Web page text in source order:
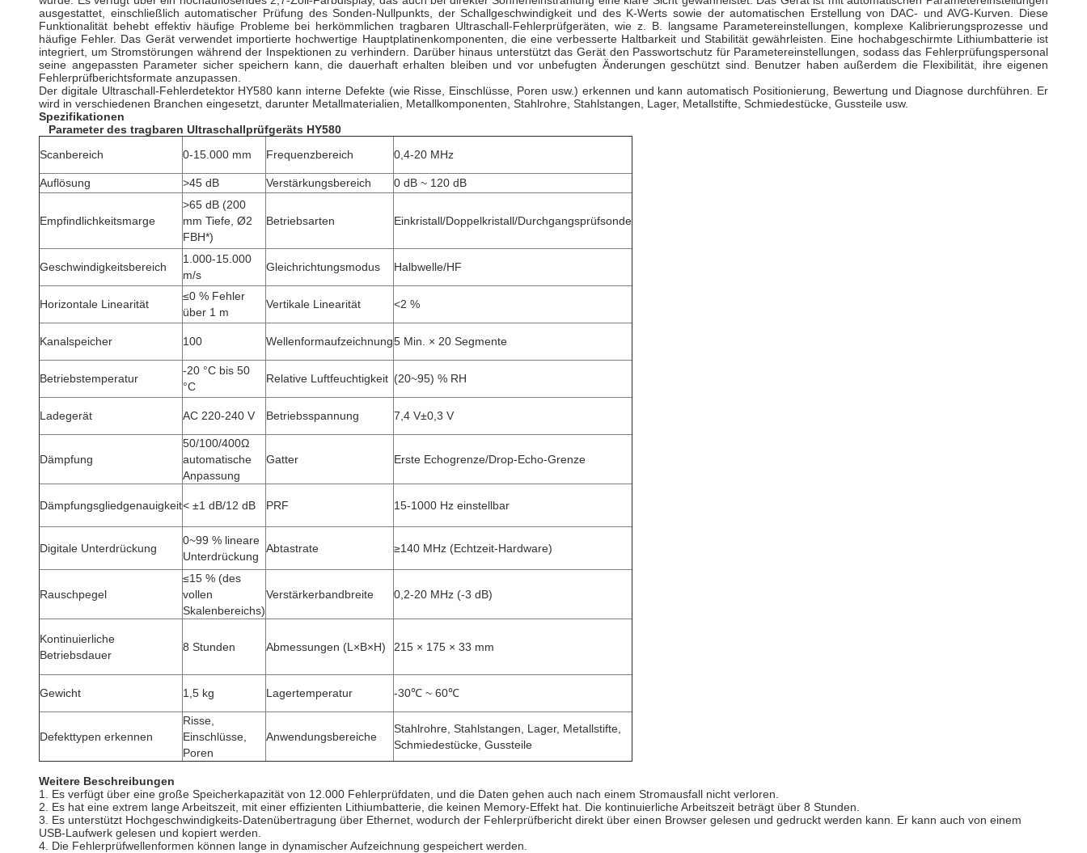
ausgestattet, einschließlich automatischer Prüfung des Sonden-Nullpunkts, der Schallgeschwindigkeit und des K-Werts sowie der automatischen Erstellung von DAC- und AVG-Kurven. Diese
Funktionalität behebt effektiv häufige Probleme bei herkömmlichen tragbaren Ultraschall-Fehlerprüfgeräten, wie z. B. langsame Parametereinstellungen, komplexe Kalibrierungsprozesse und
häufige Fehler. Das Gerät verwendet importierte hochwertige Hauptplatinenkomponenten, die eine verbesserte Haltbarkeit und Stabilität gewährleisten. Eine hochabgeschirmte Lithiumbatterie ist
integriert, um Stromstörungen während der Inspektionen zu verhindern. Darüber hinaus unterstützt das Gerät den Passwortschutz für Parametereinstellungen, sodass das Fehlerprüfungspersonal
seine angepassten Parameter sicher speichern kann, die dauerhaft erhalten bleiben und vor unbefugten Änderungen geschützt sind. Benutzer haben außerdem die Flexibilität, ihre eigenen
Fehlerprüfberichtsformate anzupassen.
Der digitale Ultraschall-Fehlerdetektor HY580 kann interne Defekte (wie Risse, Einschlüsse, Poren usw.) erkennen und kann automatisch Positionierung, Bewertung und Diagnose durchführen. Er
wird in verschiedenen Branchen eingesetzt, darunter Metallmaterialien, Metallkomponenten, Stahlrohre, Stahlstangen, Lager, Metallstifte, Schmiedestücke, Gussteile usw.
Spezifikationen
Parameter des tragbaren Ultraschallprüfgeräts HY580
Scanbereich
0-15.000 mm Frequenzbereich 0,4-20 MHz
Auflösung >45 dB Verstärkungsbereich 0 dB ~ 120 dB
Empfindlichkeitsmarge
>65 dB (200
mm Tiefe, Ø2
FBH*)
Betriebsarten Einkristall/Doppelkristall/Durchgangsprüfsonde
Geschwindigkeitsbereich
1.000-15.000
m/s
Gleichrichtungsmodus Halbwelle/HF
Horizontale Linearität
≤0 % Fehler
über 1 m
Vertikale Linearität <2 %
Kanalspeicher 100 Wellenformaufzeichnung5 Min. × 20 Segmente
Betriebstemperatur
-20 °C bis 50
°C
Relative Luftfeuchtigkeit (20~95) % RH
Ladegerät AC 220-240 V Betriebsspannung 7,4 V±0,3 V
Dämpfung
50/100/400Ω
automatische
Anpassung
Gatter Erste Echogrenze/Drop-Echo-Grenze
Dämpfungsgliedgenauigkeit< ±1 dB/12 dB PRF 15-1000 Hz einstellbar
Digitale Unterdrückung
0~99 % lineare
Unterdrückung
Abtastrate ≥140 MHz (Echtzeit-Hardware)
Rauschpegel
≤15 % (des
vollen
Skalenbereichs)
Verstärkerbandbreite 0,2-20 MHz (-3 dB)
Kontinuierliche
Betriebsdauer
8 Stunden Abmessungen (L×B×H) 215 × 175 × 33 mm
Gewicht 1,5 kg Lagertemperatur -30℃ ~ 60℃
Defekttypen erkennen
Risse,
Einschlüsse,
Poren
Anwendungsbereiche
Stahlrohre, Stahlstangen, Lager, Metallstifte,
Schmiedestücke, Gussteile
Weitere Beschreibungen
1. Es verfügt über eine große Speicherkapazität von 12.000 Fehlerprüfdaten, und die Daten gehen auch nach einem Stromausfall nicht verloren.
2. Es hat eine extrem lange Arbeitszeit, mit einer effizienten Lithiumbatterie, die keinen Memory-Effekt hat. Die kontinuierliche Arbeitszeit beträgt über 8 Stunden.
3. Es unterstützt Hochgeschwindigkeits-Datenübertragung über Ethernet, wodurch der Fehlerprüfbericht direkt über einen Browser gelesen und gedruckt werden kann. Er kann auch von einem
USB-Laufwerk gelesen und kopiert werden.
4. Die Fehlerprüfwellenformen können lange in dynamischer Aufzeichnung gespeichert werden.